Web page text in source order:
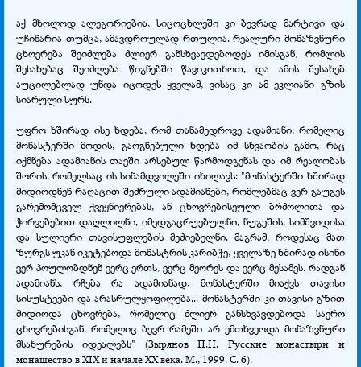
აქ მხოლოდ ალეგორიებია, სიცოცხლეში კი ბევრად მარტივი და
უჩინარია თუმცა, ამავდროულად რთულია. რეალური მონაზვნური
ცხოვრება შეიძლება ძლიერ განსხვავდებოდეს იმისგან, რომლის
შესახებაც შეიძლება წიგნებში წავიკითხოთ, და ამის შესახებ
აუცილებლად უნდა იცოდეს ყველამ, ვისაც კი ამ ეკლიანი გზის
სიარული სურს.
უფრო ხშირად ისე ხდება, რომ თანამედროვე ადამიანი, რომელიც
მონასტერში მოდის, გაოგნებული ხდება იმ სხვაობის გამო, რაც
იქმნება ადამიანის თავში არსებულ წარმოდგენას და იმ რეალობას
შორის, რომელსაც ის სინამდვილეში იხილავს: "მონასტერში ხშირად
მიდიოდნენ რაღაცით შეძრული ადამიანები, რომლებმაც ვერ გაუგეს
გარემომცველ ქვეყნიერებას, ან ცხოვრებისეული ბრძოლითა და
ჭირვებებით დაღლილნი, იმედგაცრუებულნი, ნუგეშის, სიმშვიდისა
და სულიერი თავისუფლების მეძიებელნი. მაგრამ, როდესაც მათ
ზურგს უკან იკეტებოდა მონასტრის კარიბჭე, ყველაზე ხშირად ისინი
ვერ პოულობდნენ ვერც ერთს, ვერც მეორეს და ვერც მესამეს. რადგან
ადამიანს, რჩება რა ადამიანად, მონასტერში მიაქვს თავისი
სისუსტეები და არასრულყოფილება... მონასტერში კი თავისი გზით
მიდიოდა ცხოვრება, რომელიც ძლიერ განსხვავდებოდა საერო
ცხოვრებისგან, რომელიც ბევრ რამეში არ ემთხვეოდა მონაზვნური
მსახურების იდეალებს" (Зырянов П.Н. Русские монастыри и
монашество в XIX и начале XX века. М., 1999. С. 6).